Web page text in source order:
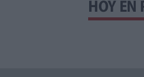
HOY EN